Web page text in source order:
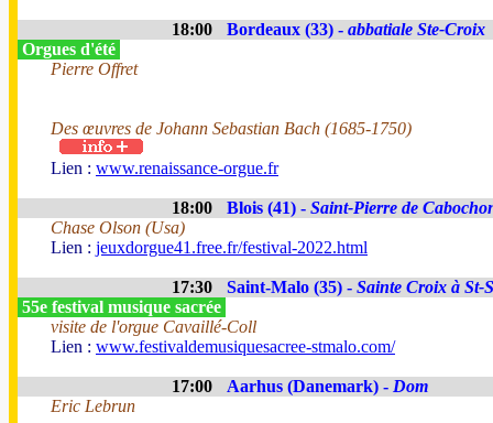
18:00 Bordeaux (33) - abbatiale Ste-Croix
Orgues d'été
Pierre Offret
Des œuvres de Johann Sebastian Bach (1685-1750)
Lien : www.renaissance-orgue.fr
18:00 Blois (41) - Saint-Pierre de
Chase Olson (Usa)
Lien : jeuxdorgue41.free.fr/festival-2022.html
17:30 Saint-Malo (35) - Sainte Croix à St-
55e festival musique sacrée
visite de l'orgue Cavaillé-Coll
Lien : www.festivaldemusiquesacree-stmalo.com/
17:00 Aarhus (Danemark) - Dom
Eric Lebrun